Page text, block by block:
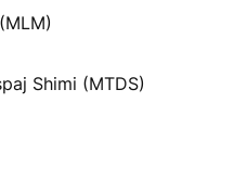
Shimi (MTDS)